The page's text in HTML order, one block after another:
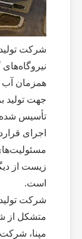
شرکت تولید
همزمان آب
جهت تولید
تأسیس
اجرای
زیست از
است.
شرکت تولید
متشکل از
مپنا،